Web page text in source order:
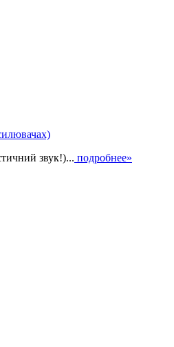
звук!)... подробнее»